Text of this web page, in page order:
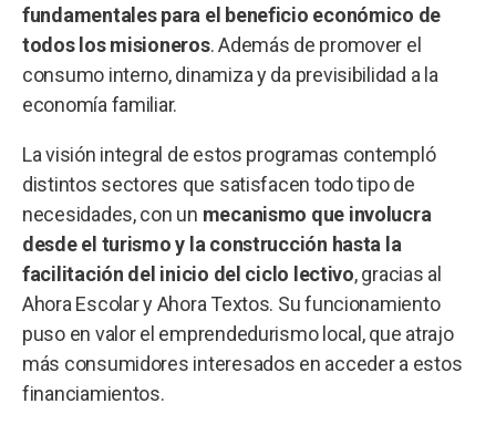
fundamentales para el beneficio económico de
todos los misioneros. Además de promover el
consumo interno, dinamiza y da previsibilidad a la
economía familiar.
La visión integral de estos programas contempló
distintos sectores que satisfacen todo tipo de
necesidades, con un mecanismo que involucra
desde el turismo y la construcción hasta la
facilitación del inicio del ciclo lectivo, gracias al
Ahora Escolar y Ahora Textos. Su funcionamiento
puso en valor el emprendedurismo local, que atrajo
más consumidores interesados en acceder a estos
financiamientos.